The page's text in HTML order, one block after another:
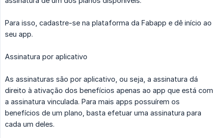
Para isso, cadastre-se na plataforma da Fabapp e dê início ao
seu app.
Assinatura por aplicativo
As assinaturas são por aplicativo, ou seja, a assinatura dá
direito à ativação dos benefícios apenas ao app que está com
a assinatura vinculada. Para mais apps possuírem os
benefícios de um plano, basta efetuar uma assinatura para
cada um deles.